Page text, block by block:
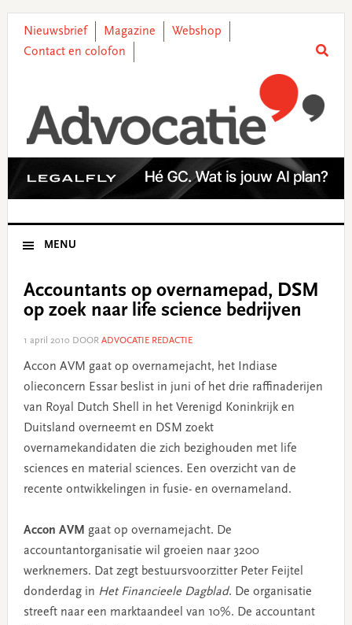
primary
main
primary
footer
Nieuwsbrief Magazine
Webshop
Contact en colofon
MENU
Accountants op overnamepad, DSM
op zoek naar life science bedrijven
1 april 2010 DOOR ADVOCATIE REDACTIE
Accon AVM gaat op overnamejacht, het Indiase
olieconcern Essar beslist in juni of het drie raffinaderijen
van Royal Dutch Shell in het Verenigd Koninkrijk en
Duitsland overneemt en DSM zoekt
overnamekandidaten die zich bezighouden met life
sciences en material sciences. Een overzicht van de
recente ontwikkelingen in fusie- en overnameland.
Accon AVM gaat op overnamejacht. De
accountantorganisatie wil groeien naar 3200
werknemers. Dat zegt bestuursvoorzitter Peter Feijtel
donderdag in Het Financieele Dagblad. De organisatie
streeft naar een marktaandeel van 10%. De accountant